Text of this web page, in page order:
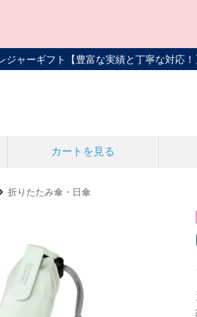
ャーギフト【豊富な実績と丁寧な対応！
カートを見る
折りたたみ傘・日傘